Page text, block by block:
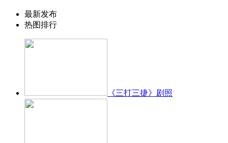
最新发布
热图排行
《三打三捷》剧照